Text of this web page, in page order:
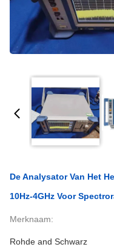
De Analysator Van Het
10Hz-4GHz Voor
Merknaam:
Rohde and Schwarz